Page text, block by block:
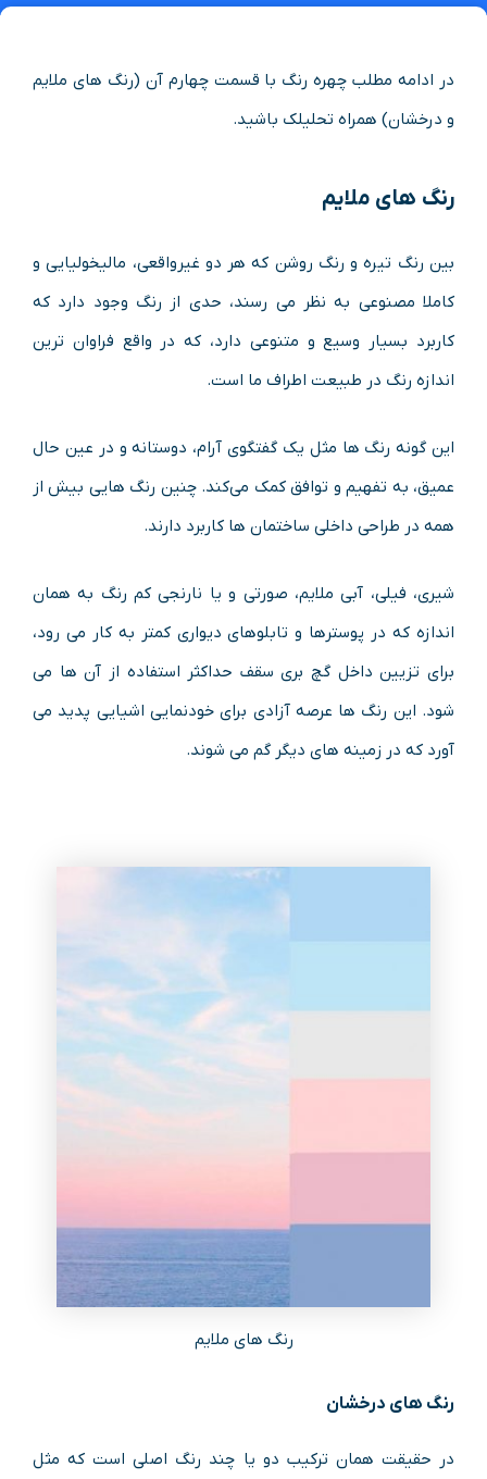
در ادامه مطلب چهره رنگ با قسمت چهارم آن (رنگ های ملایم
و درخشان) همراه تحلیلک باشید.
رنگ های ملایم
بین رنگ تیره و رنگ روشن که هر دو غیرواقعی، مالیخولیایی و
کاملا مصنوعی به نظر می رسند، حدی از رنگ وجود دارد که
کاربرد بسیار وسیع و متنوعی دارد، که در واقع فراوان ترین
اندازه رنگ در طبیعت اطراف ما است.
این گونه رنگ ها مثل یک گفتگوی آرام، دوستانه و در عین حال
عمیق، به تفهیم و توافق کمک می‌کند. چنین رنگ هایی بیش از
همه در طراحی داخلی ساختمان ها کاربرد دارند.
شیری، فیلی، آبی ملایم، صورتی و یا نارنجی کم رنگ به همان
اندازه که در پوسترها و تابلوهای دیواری کمتر به کار می رود،
برای تزیین داخل گچ بری سقف حداکثر استفاده از آن ها می
شود. این رنگ ها عرصه آزادی برای خودنمایی اشیایی پدید می
آورد که در زمینه های دیگر گم می شوند.
رنگ های ملایم
رنگ های درخشان
در حقیقت همان ترکیب دو یا چند رنگ اصلی است که مثل